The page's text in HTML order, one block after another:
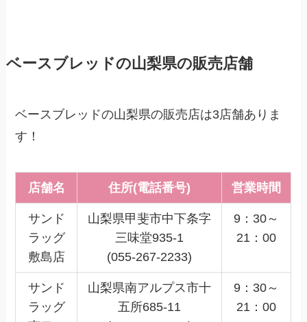
ベースブレッドの山梨県の販売店舗
ベースブレッドの山梨県の販売店は3店舗ありま
す！
店舗名 住所(電話番号) 営業時間
サンド
ラッグ
敷島店
山梨県甲斐市中下条字
三味堂935-1
(055-267-2233)
9：30～
21：00
サンド
ラッグ
山梨県南アルプス市十
五所685-11
9：30～
21：00